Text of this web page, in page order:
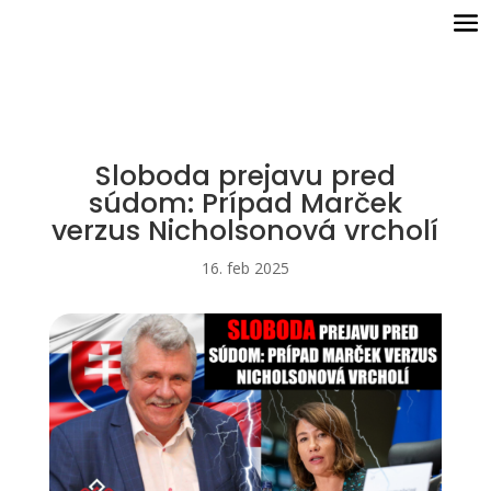
Sloboda prejavu pred
súdom: Prípad Marček
verzus Nicholsonová vrcholí
16. feb 2025